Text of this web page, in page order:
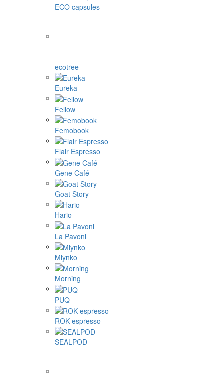
ECO capsules
ecotree
Eureka
Fellow
Femobook
Flair Espresso
Gene Café
Goat Story
Hario
La Pavoni
Mlynko
Morning
PUQ
ROK espresso
SEALPOD